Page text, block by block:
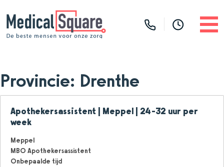
Provincie: Drenthe
Apothekersassistent | Meppel | 24-32 uur per
week
Meppel
MBO Apothekersassistent
Onbepaalde tijd